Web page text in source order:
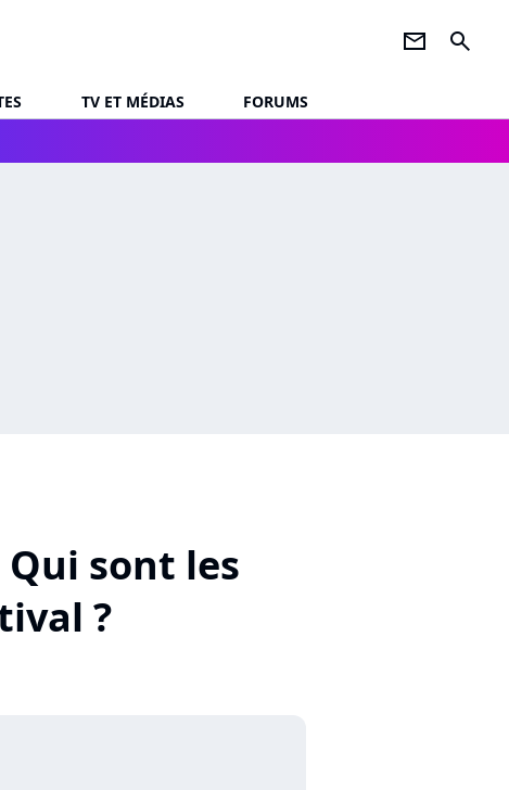
newsletter search
TV ET MÉDIAS
FORUMS
sont les
?